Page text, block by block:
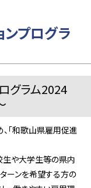
プログラ
グラム2024
「和歌山県雇用促進
生や大学生等の県内
ーンを希望する方の